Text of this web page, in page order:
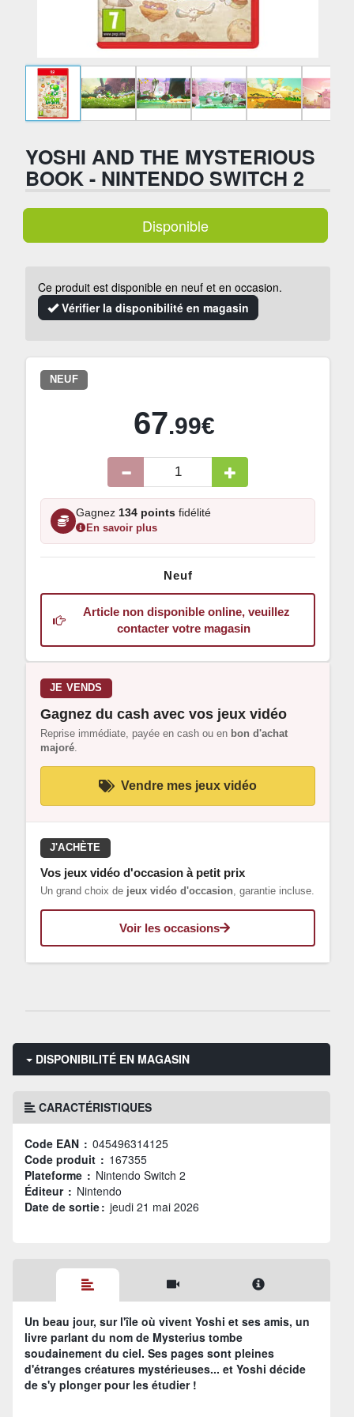
YOSHI AND THE MYSTERIOUS
BOOK - NINTENDO SWITCH 2
Disponible
Ce produit est disponible en neuf et en occasion.
Vérifier la disponibilité en magasin
NEUF
67.99€
Gagnez 134 points fidélité
En savoir plus
Neuf
Article non disponible online, veuillez
contacter votre magasin
JE VENDS
Gagnez du cash avec vos jeux vidéo
Reprise immédiate, payée en cash ou en bon d'achat
majoré.
Vendre mes jeux vidéo
J'ACHÈTE
Vos jeux vidéo d'occasion à petit prix
Un grand choix de jeux vidéo d'occasion, garantie incluse.
Voir les occasions
DISPONIBILITÉ EN MAGASIN
CARACTÉRISTIQUES
Code EAN : 045496314125
Code produit : 167355
Plateforme : Nintendo Switch 2
Éditeur : Nintendo
Date de sortie : jeudi 21 mai 2026
Un beau jour, sur l'île où vivent Yoshi et ses amis, un
livre parlant du nom de Mysterius tombe
soudainement du ciel. Ses pages sont pleines
d'étranges créatures mystérieuses... et Yoshi décide
de s'y plonger pour les étudier !